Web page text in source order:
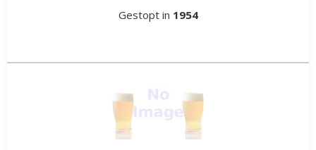
Gestopt in 1954